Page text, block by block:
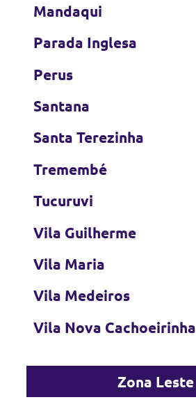
Mandaqui
Parada Inglesa
Perus
Santana
Santa Terezinha
Tremembé
Tucuruvi
Vila Guilherme
Vila Maria
Vila Medeiros
Vila Nova Cachoeirinha
Zona Leste